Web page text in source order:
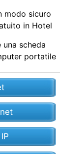
modo sicuro
in Hotel
una scheda
portatile